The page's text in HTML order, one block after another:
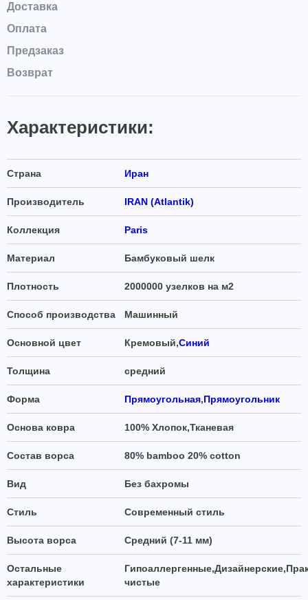
Доставка
Оплата
Предзаказ
Возврат
Характеристики:
Страна Иран
Производитель IRAN (Atlantik)
Коллекция Paris
Материал Бамбуковый шелк
Плотность 2000000 узелков на м2
Способ производства Машинный
Основной цвет Кремовый,Синий
Толщина средний
Форма Прямоугольная,Прямоугольник
Основа ковра 100% Хлопок,Тканевая
Состав ворса 80% bamboo 20% cotton
Вид Без бахромы
Стиль Современный стиль
Высота ворса Средний (7-11 мм)
Остальные
характеристики
чистые